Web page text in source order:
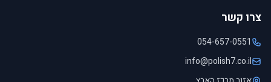
צרו קשר
054-657-0551
info@polish7.co.il